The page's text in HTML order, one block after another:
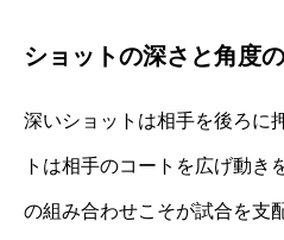
ショットの深さと角度
深いショットは相手を後ろに
トは相手のコートを広げ動き
の組み合わせこそが試合を支